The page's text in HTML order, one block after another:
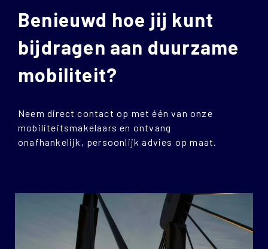
Benieuwd hoe jij kunt
bijdragen aan duurzame
mobiliteit?
Neem direct contact op met één van onze
mobiliteitsmakelaars en ontvang
onafhankelijk, persoonlijk advies op maat.